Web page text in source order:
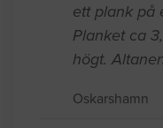
ett plank på
Planket ca
högt.
Oskarshamn